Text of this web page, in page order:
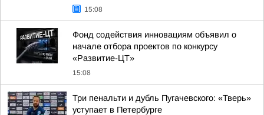
15:08
Фонд содействия инновациям объявил о
начале отбора проектов по конкурсу
«Развитие-ЦТ»
15:08
Три пенальти и дубль Пугачевского: «Тверь»
уступает в Петербурге